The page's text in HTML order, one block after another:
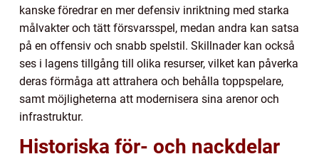
kanske föredrar en mer defensiv inriktning med starka
målvakter och tätt försvarsspel, medan andra kan satsa
på en offensiv och snabb spelstil. Skillnader kan också
ses i lagens tillgång till olika resurser, vilket kan påverka
deras förmåga att attrahera och behålla toppspelare,
samt möjligheterna att modernisera sina arenor och
infrastruktur.
Historiska för- och nackdelar